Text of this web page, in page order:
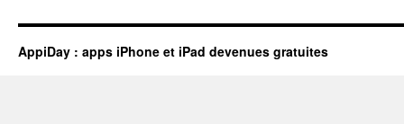
AppiDay : apps iPhone et iPad devenues gratuites